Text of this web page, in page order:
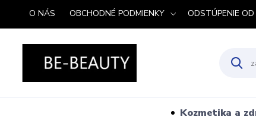
O NÁS OBCHODNÉ PODMIENKY ODSTÚPENIE
Kozmetika a